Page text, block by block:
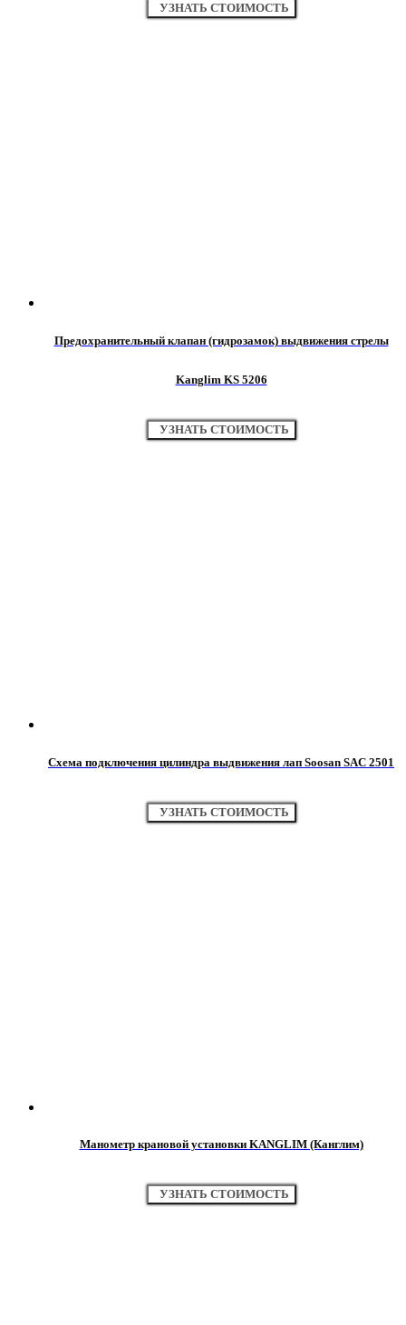
УЗНАТЬ СТОИМОСТЬ
Предохранительный клапан (гидрозамок) выдвижения стрелы
Kanglim KS 5206
УЗНАТЬ СТОИМОСТЬ
Схема подключения цилиндра выдвижения лап Soosan SAC 2501
УЗНАТЬ СТОИМОСТЬ
Манометр крановой установки KANGLIM (Канглим)
УЗНАТЬ СТОИМОСТЬ